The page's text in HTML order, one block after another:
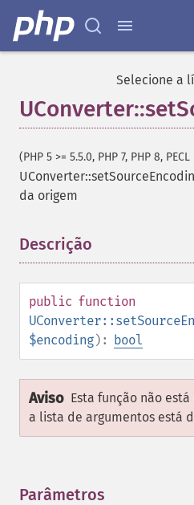
Selecione a
(PHP 5 >= 5.5.0, PHP 7, PHP 8,
da origem
Descrição
public function
$encoding): bool
Aviso Esta função não
a lista de argumentos está
Parâmetros